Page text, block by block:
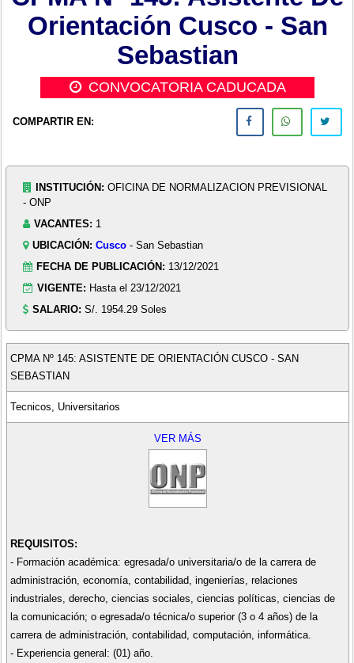
Orientación Cusco - San
Sebastian
CONVOCATORIA CADUCADA
COMPARTIR EN:
INSTITUCIÓN: OFICINA DE NORMALIZACION PREVISIONAL
- ONP
VACANTES: 1
UBICACIÓN: Cusco - San Sebastian
FECHA DE PUBLICACIÓN: 13/12/2021
VIGENTE: Hasta el 23/12/2021
SALARIO: S/. 1954.29 Soles
CPMA Nº 145: ASISTENTE DE ORIENTACIÓN CUSCO - SAN
SEBASTIAN
Tecnicos, Universitarios
VER MÁS
REQUISITOS:
- Formación académica: egresada/o universitaria/o de la carrera de
administración, economía, contabilidad, ingenierías, relaciones
industriales, derecho, ciencias sociales, ciencias políticas, ciencias de
la comunicación; o egresada/o técnica/o superior (3 o 4 años) de la
carrera de administración, contabilidad, computación, informática.
- Experiencia general: (01) año.